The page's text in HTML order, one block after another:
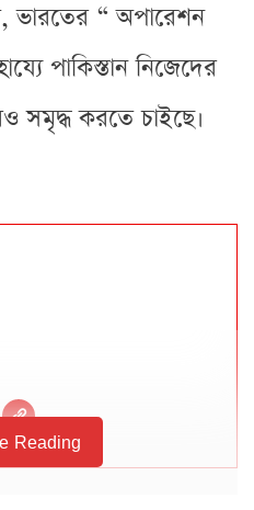
ভারতের “ অপারেশন
পাকিস্তান নিজেদের
সমৃদ্ধ করতে চাইছে।
Reading